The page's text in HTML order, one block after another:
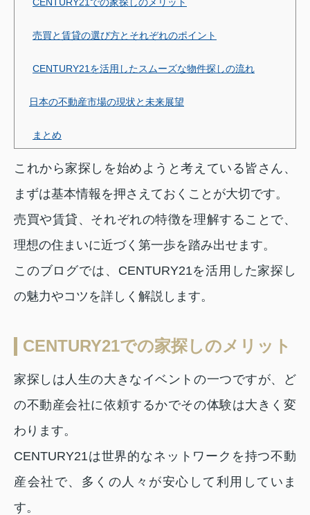
売買と賃貸の選び方とそれぞれのポイント
CENTURY21を活用したスムーズな物件探しの流れ
日本の不動産市場の現状と未来展望
まとめ
これから家探しを始めようと考えている皆さん、
まずは基本情報を押さえておくことが大切です。
売買や賃貸、それぞれの特徴を理解することで、
理想の住まいに近づく第一歩を踏み出せます。
このブログでは、CENTURY21を活用した家探し
の魅力やコツを詳しく解説します。
CENTURY21での家探しのメリット
家探しは人生の大きなイベントの一つですが、ど
の不動産会社に依頼するかでその体験は大きく変
わります。
CENTURY21は世界的なネットワークを持つ不動
産会社で、多くの人々が安心して利用していま
す。